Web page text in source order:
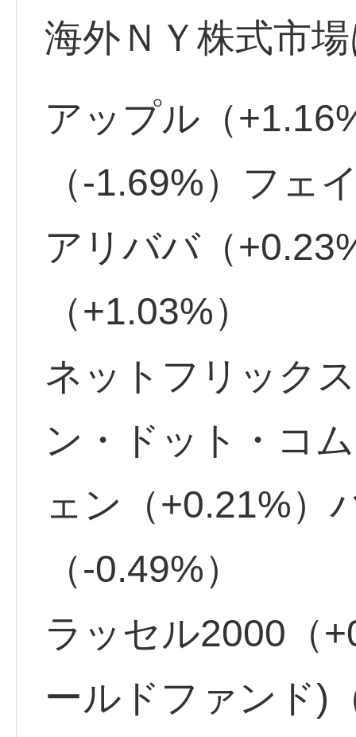
海外ＮＹ株式市
アップル（
（-1.69%）フェ
アリババ（
（+1.03%）
ネットフリック
ン・ドット・コ
ェン（+0.21%）
（-0.49%）
ラッセル2000（
ールドファンド)